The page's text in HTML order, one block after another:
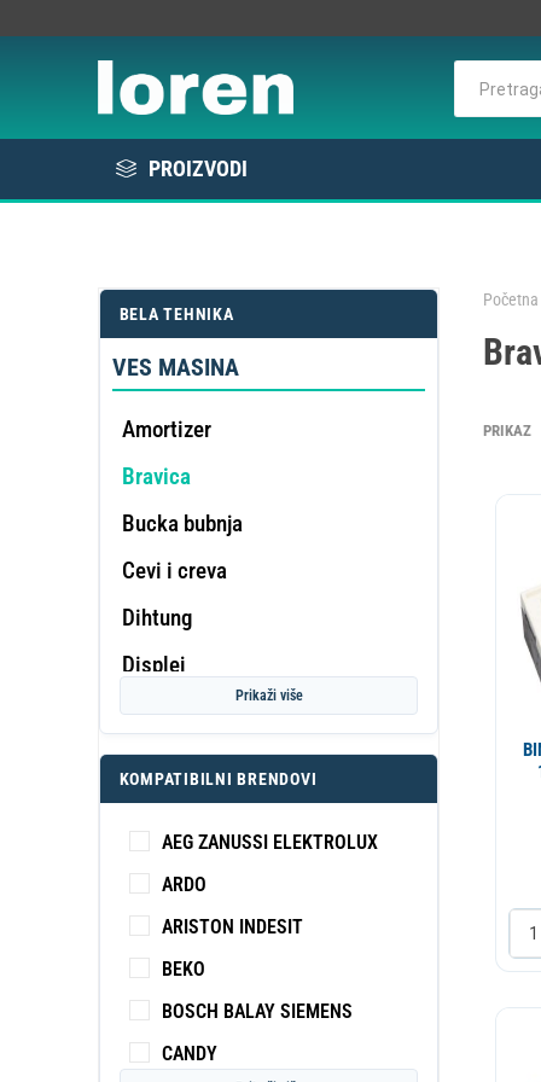
PROIZVODI
Bela tehnika
Elektro / Potrošni materijal
Profesionalna oprema
BELA TEHNIKA
VES MASINA
Amortizer
Bravica
Bucka bubnja
Cevi i creva
Dihtung
Displej
Dovodno crevo
Dugme
Elektromotor
Elektronika
Elektroventil
Grejac
Gumeni proizvodi
Prikaži više
KOMPATIBILNI BRENDOVI
AEG ZANUSSI ELEKTROLUX
ARDO
ARISTON INDESIT
BEKO
BOSCH BALAY SIEMENS
CANDY
PRIKAZ